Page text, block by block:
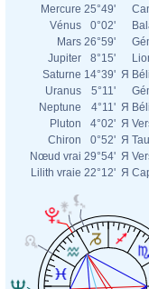
Mercure 25°49'
Vénus
0°02'
Mars 26°59'
Jupiter
8°15'
Saturne 14°39' Я
Uranus
5°11'
Neptune
4°11' Я
Pluton
4°02' Я
Chiron
0°52' Я
Nœud vrai 29°54' Я
Lilith vraie 22°12' Я